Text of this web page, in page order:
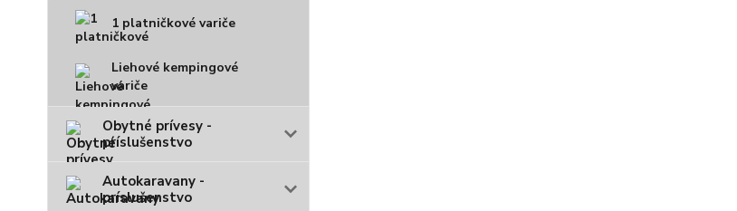
1 platničkové variče
Liehové kempingové
variče
Obytné prívesy -
príslušenstvo
Autokaravany -
príslušenstvo